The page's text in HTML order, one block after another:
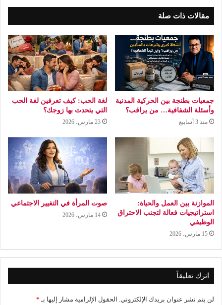
مقالات ذات صلة
جمعيات بطنجة بين الحركية المدنية
وأسئلة الشفافية… من يراقب؟
منذ 3 أسابيع
لغة الحب: كيف تعرفين لغة الحب
التي يتحدث بها زوجك؟
23 مارس، 2026
الموازنة بين العمل والحياة:
استراتيجيات فعالة لتجنب الاحتراق
الوظيفي
15 مارس، 2026
صوت المرأة في التغيير الاجتماعي
14 مارس، 2026
اترك تعليقاً
لن يتم نشر عنوان بريدك الإلكتروني. الحقول الإلزامية مشار إليها بـ *